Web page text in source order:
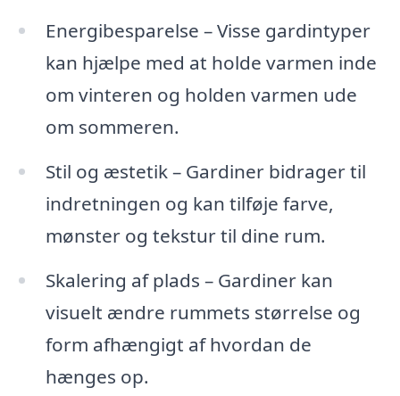
Energibesparelse – Visse gardintyper
kan hjælpe med at holde varmen inde
om vinteren og holden varmen ude
om sommeren.
Stil og æstetik – Gardiner bidrager til
indretningen og kan tilføje farve,
mønster og tekstur til dine rum.
Skalering af plads – Gardiner kan
visuelt ændre rummets størrelse og
form afhængigt af hvordan de
hænges op.